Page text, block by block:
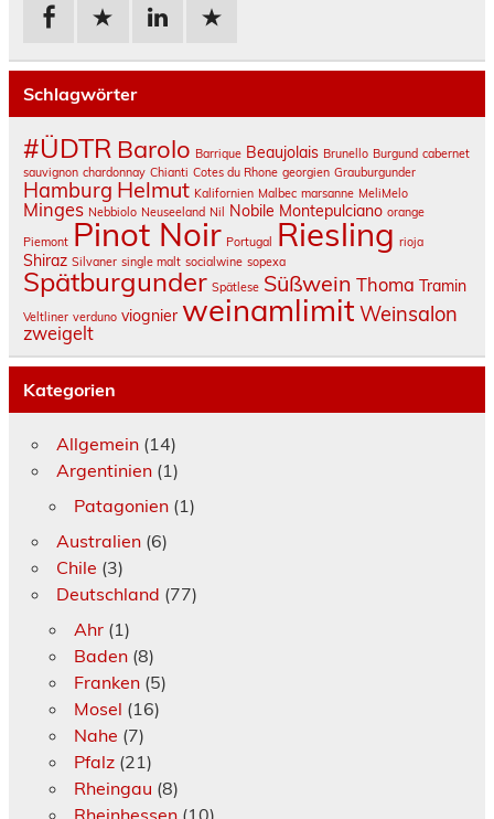
Schlagwörter
#ÜDTR Barolo Barrique Beaujolais Brunello Burgund cabernet
sauvignon chardonnay Chianti Cotes du Rhone georgien Grauburgunder
Hamburg Helmut Kalifornien Malbec marsanne MeliMelo
Minges Nebbiolo Neuseeland Nil Nobile Montepulciano orange
Piemont Pinot Noir Portugal Riesling rioja
Shiraz Silvaner single malt socialwine sopexa
Spätburgunder Spätlese Süßwein Thoma Tramin
Veltliner verduno viognier weinamlimit Weinsalon
zweigelt
Kategorien
Allgemein(14)
Argentinien(1)
Patagonien(1)
Australien(6)
Chile (3)
Deutschland (77)
Ahr(1)
Baden(8)
Franken(5)
Mosel (16)
Nahe (7)
Pfalz(21)
Rheingau (8)
Rheinhessen(10)